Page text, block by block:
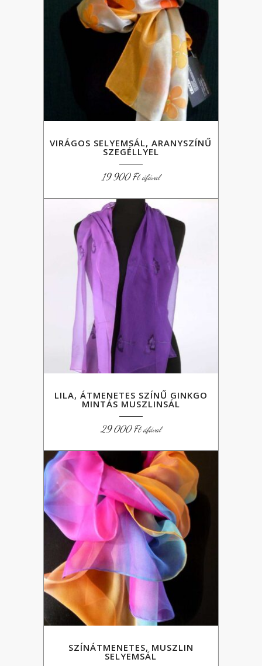
VIRÁGOS SELYEMSÁL, ARANYSZÍNŰ
SZEGÉLLYEL
19 900Ft áfával
LILA, ÁTMENETES SZÍNŰ GINKGO
MINTÁS MUSZLINSÁL
29 000Ft áfával
SZÍNÁTMENETES, MUSZLIN
SELYEMSÁL